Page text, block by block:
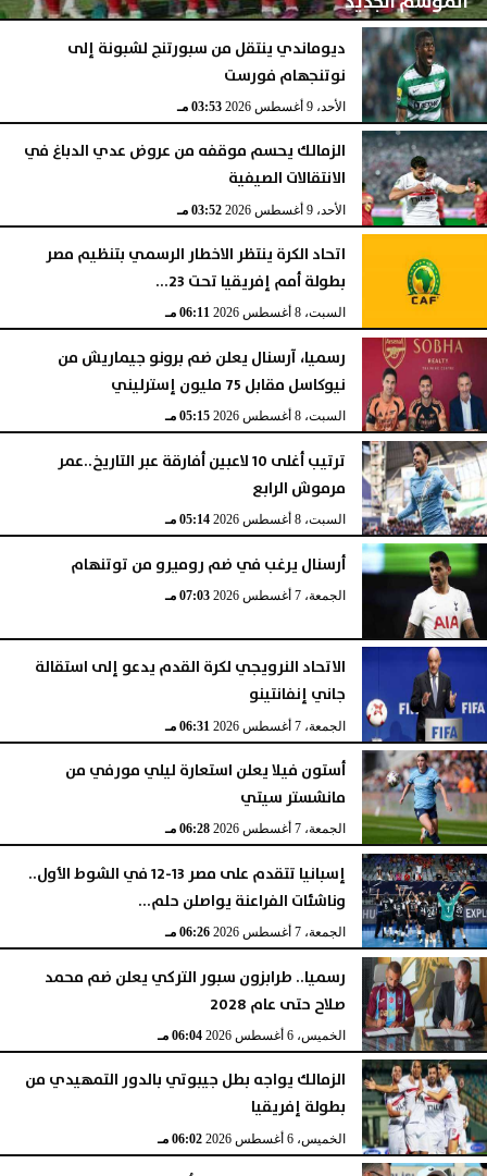
الأحد، 9 أغسطس 2026 03:53 مـ
ديوماندي ينتقل من سبورتنج لشبونة إلى
نوتنجهام فورست
الأحد، 9 أغسطس 2026 03:53 مـ
الزمالك يحسم موقفه من عروض عدي الدباغ في
الانتقالات الصيفية
الأحد، 9 أغسطس 2026 03:52 مـ
اتحاد الكرة ينتظر الاخطار الرسمي بتنظيم مصر
بطولة أمم إفريقيا تحت 23...
السبت، 8 أغسطس 2026 06:11 مـ
رسميا، آرسنال يعلن ضم برونو جيماريش من
نيوكاسل مقابل 75 مليون إسترليني
السبت، 8 أغسطس 2026 05:15 مـ
ترتيب أغلى 10 لاعبين أفارقة عبر التاريخ..عمر
مرموش الرابع
السبت، 8 أغسطس 2026 05:14 مـ
أرسنال يرغب في ضم روميرو من توتنهام
الجمعة، 7 أغسطس 2026 07:03 مـ
الاتحاد النرويجي لكرة القدم يدعو إلى استقالة
جاني إنفانتينو
الجمعة، 7 أغسطس 2026 06:31 مـ
أستون فيلا يعلن استعارة ليلي مورفي من
مانشستر سيتي
الجمعة، 7 أغسطس 2026 06:28 مـ
إسبانيا تتقدم على مصر 13-12 في الشوط الأول..
وناشئات الفراعنة يواصلن حلم...
الجمعة، 7 أغسطس 2026 06:26 مـ
رسميا.. طرابزون سبور التركي يعلن ضم محمد
صلاح حتى عام 2028
الخميس، 6 أغسطس 2026 06:04 مـ
الزمالك يواجه بطل جيبوتي بالدور التمهيدي من
بطولة إفريقيا
الخميس، 6 أغسطس 2026 06:02 مـ